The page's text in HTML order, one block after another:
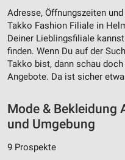
Adresse, Öffnungszeiten
Takko Fashion Filiale in
Deiner Lieblingsfiliale
finden. Wenn Du auf der
Takko bist, dann schau
Angebote. Da ist sicher
Mode & Bekleidung
und Umgebung
9 Prospekte
Speichern von oder
auf einem Endgerät
Verwendung reduzierter
Werbeanzeigen
Werbung
Verwendung von Profilen